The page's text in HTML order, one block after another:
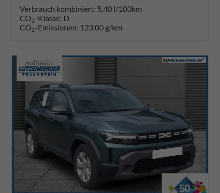
Verbrauch kombiniert: 5,40 l/100km
CO2-Klasse: D
CO2-Emissionen: 123,00 g/km